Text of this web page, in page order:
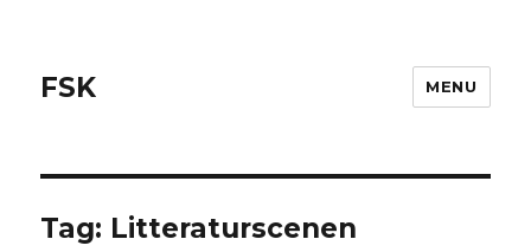
FSK MENU
Tag: Litteraturscenen